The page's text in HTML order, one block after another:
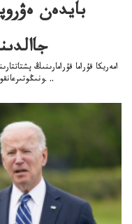
بايدەن
امەريكا قۇراما قۇرامارىنىڭ
ونىڭوتىرعانقوجايىنىۇشاقعانناەۋروپاعاالعاشقى مقارايەتتىك ۇشتىرى. ..